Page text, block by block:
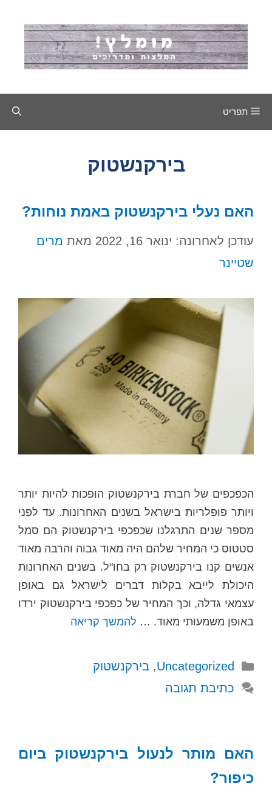
לתוכן
תפריט
בירקנשטוק
האם נעלי בירקנשטוק באמת נוחות?
עודכן לאחרונה: ינואר 16, 2022 מאת מרים
שטיינר
הכפכפים של חברת בירקנשטוק הופכות להיות יותר
ויותר פופלריות בישראל בשנים האחרונות. עד לפני
מספר שנים התרגלנו שכפכפי בירקנשטוק הם סמל
סטטוס כי המחיר שלהם היה מאוד גבוה והרבה מאוד
אנשים קנו בירקנשטוק רק בחו"ל. בשנים האחרונות
היכולת לייבא בקלות דברים לישראל גם באופן
עצמאי גדלה, וכך המחיר של כפכפי בירקנשטוק ירדו
באופן משמעותי מאוד. … להמשך קריאה
קטגוריות
Uncategorized
, בירקנשטוק
כתיבת תגובה
האם מותר לנעול בירקנשטוק ביום
כיפור?